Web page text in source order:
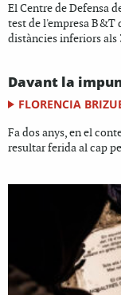
El Centre de Defensa
test de l'empresa B&T
distàncies inferiors als
Davant la
FLORENCIA
Fa dos anys, en el
resultar ferida al cap